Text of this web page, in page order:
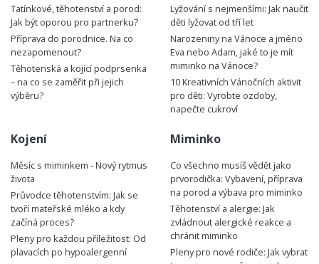
Tatínkové, těhotenství a porod:
Jak být oporou pro partnerku?
Příprava do porodnice. Na co
nezapomenout?
Těhotenská a kojící podprsenka
– na co se zaměřit při jejich
výběru?
Lyžování s nejmenšími: Jak naučit
děti lyžovat od tří let
Narozeniny na Vánoce a jméno
Eva nebo Adam, jaké to je mít
miminko na Vánoce?
10 Kreativních Vánočních aktivit
pro děti: Vyrobte ozdoby,
napečte cukroví
Kojení
Měsíc s miminkem - Nový rytmus
života
Průvodce těhotenstvím: Jak se
tvoří mateřské mléko a kdy
začíná proces?
Pleny pro každou příležitost: Od
plavacích po hypoalergenní
Miminko
Co všechno musíš vědět jako
prvorodička: Vybavení, příprava
na porod a výbava pro miminko
Těhotenství a alergie: Jak
zvládnout alergické reakce a
chránit miminko
Pleny pro nové rodiče: Jak vybrat